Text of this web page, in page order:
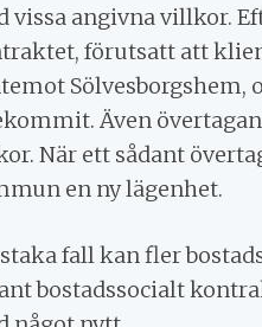
vissa angivna villkor.
förutsatt att
Även
När ett sådant
en ny lägenhet.
fall kan fler
bostadssocialt